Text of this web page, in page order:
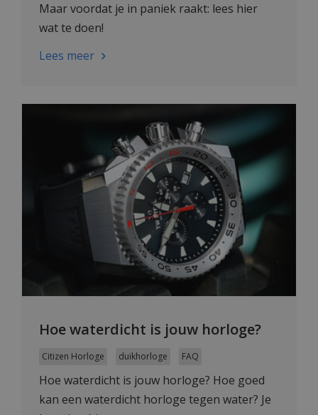
Maar voordat je in paniek raakt: lees hier
wat te doen!
Lees meer
Hoe waterdicht is jouw horloge?
Citizen Horloge duikhorloge FAQ
Hoe waterdicht is jouw horloge? Hoe goed
kan een waterdicht horloge tegen water? Je